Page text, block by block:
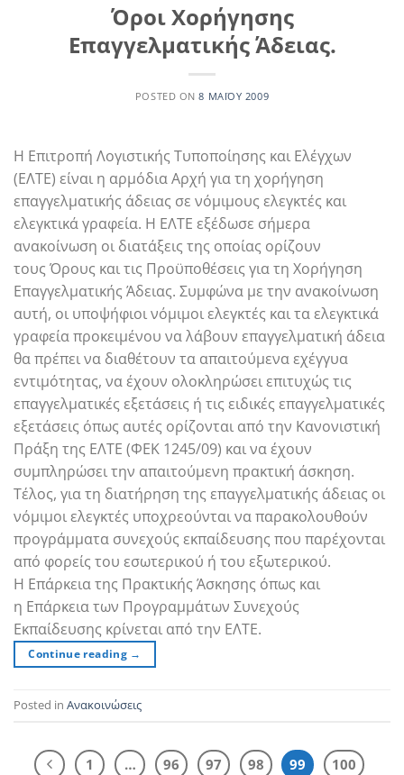
Όροι Χορήγησης
Επαγγελματικής Άδειας.
POSTED ON8 ΜΑΪ́ΟΥ 2009
Η Επιτροπή Λογιστικής Τυποποίησης και Ελέγχων
(ΕΛΤΕ) είναι η αρμόδια Αρχή για τη χορήγηση
επαγγελματικής άδειας σε νόμιμους ελεγκτές και
ελεγκτικά γραφεία. Η ΕΛΤΕ εξέδωσε σήμερα
ανακοίνωση οι διατάξεις της οποίας ορίζουν
τους Όρους και τις Προϋποθέσεις για τη Χορήγηση
Επαγγελματικής Άδειας. Συμφώνα με την ανακοίνωση
αυτή, οι υποψήφιοι νόμιμοι ελεγκτές και τα ελεγκτικά
γραφεία προκειμένου να λάβουν επαγγελματική άδεια
θα πρέπει να διαθέτουν τα απαιτούμενα εχέγγυα
εντιμότητας, να έχουν ολοκληρώσει επιτυχώς τις
επαγγελματικές εξετάσεις ή τις ειδικές επαγγελματικές
εξετάσεις όπως αυτές ορίζονται από την Κανονιστική
Πράξη της ΕΛΤΕ (ΦΕΚ 1245/09) και να έχουν
συμπληρώσει την απαιτούμενη πρακτική άσκηση.
Τέλος, για τη διατήρηση της επαγγελματικής άδειας οι
νόμιμοι ελεγκτές υποχρεούνται να παρακολουθούν
προγράμματα συνεχούς εκπαίδευσης που παρέχονται
από φορείς του εσωτερικού ή του εξωτερικού.
Η Επάρκεια της Πρακτικής Άσκησης όπως και
η Επάρκεια των Προγραμμάτων Συνεχούς
Εκπαίδευσης κρίνεται από την ΕΛΤΕ.
Continue reading →
Posted in Ανακοινώσεις
1 … 96 97 98 99 100